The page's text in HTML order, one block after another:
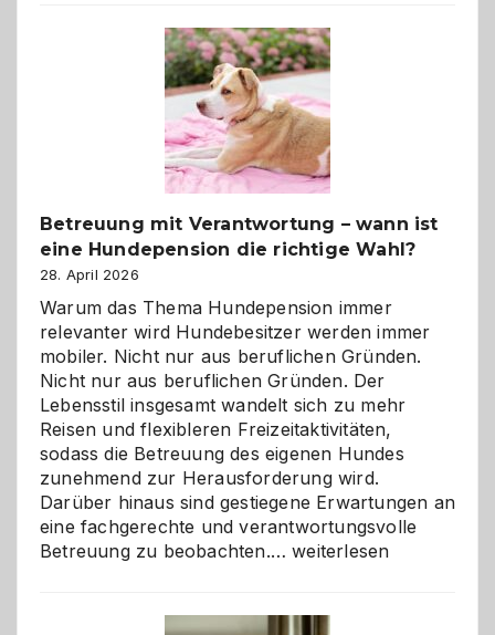
Betreuung mit Verantwortung – wann ist
eine Hundepension die richtige Wahl?
28. April 2026
Warum das Thema Hundepension immer
relevanter wird Hundebesitzer werden immer
mobiler. Nicht nur aus beruflichen Gründen.
Nicht nur aus beruflichen Gründen. Der
Lebensstil insgesamt wandelt sich zu mehr
Reisen und flexibleren Freizeitaktivitäten,
sodass die Betreuung des eigenen Hundes
zunehmend zur Herausforderung wird.
Darüber hinaus sind gestiegene Erwartungen an
eine fachgerechte und verantwortungsvolle
Betreuung zu beobachten.…Betreuung
weiterlesen